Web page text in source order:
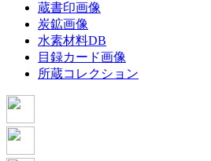
蔵書印画像
炭鉱画像
水素材料DB
目録カード画像
所蔵コレクション